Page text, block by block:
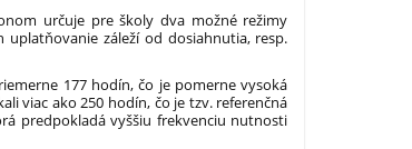
určuje pre školy dva možné režimy
záleží od dosiahnutia, resp.
177 hodín, čo je pomerne vysoká
viac ako 250 hodín, čo je tzv. referenčná
predpokladá vyššiu frekvenciu nutnosti